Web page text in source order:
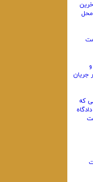
محل
جریان
که